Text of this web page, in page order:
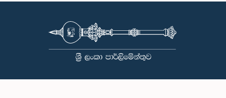
ප.ව. 2:10 - ප.ව. 2:22